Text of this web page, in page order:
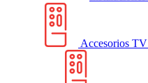
Accesorios TV